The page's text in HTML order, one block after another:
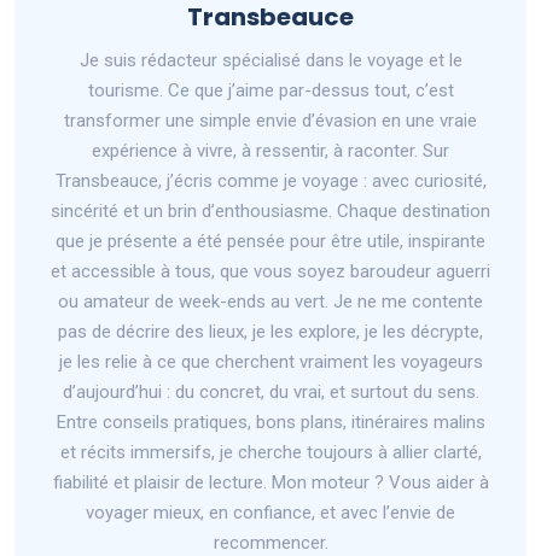
Transbeauce
Je suis rédacteur spécialisé dans le voyage et le
tourisme. Ce que j’aime par-dessus tout, c’est
transformer une simple envie d’évasion en une vraie
expérience à vivre, à ressentir, à raconter. Sur
Transbeauce, j’écris comme je voyage : avec curiosité,
sincérité et un brin d’enthousiasme. Chaque destination
que je présente a été pensée pour être utile, inspirante
et accessible à tous, que vous soyez baroudeur aguerri
ou amateur de week-ends au vert. Je ne me contente
pas de décrire des lieux, je les explore, je les décrypte,
je les relie à ce que cherchent vraiment les voyageurs
d’aujourd’hui : du concret, du vrai, et surtout du sens.
Entre conseils pratiques, bons plans, itinéraires malins
et récits immersifs, je cherche toujours à allier clarté,
fiabilité et plaisir de lecture. Mon moteur ? Vous aider à
voyager mieux, en confiance, et avec l’envie de
recommencer.